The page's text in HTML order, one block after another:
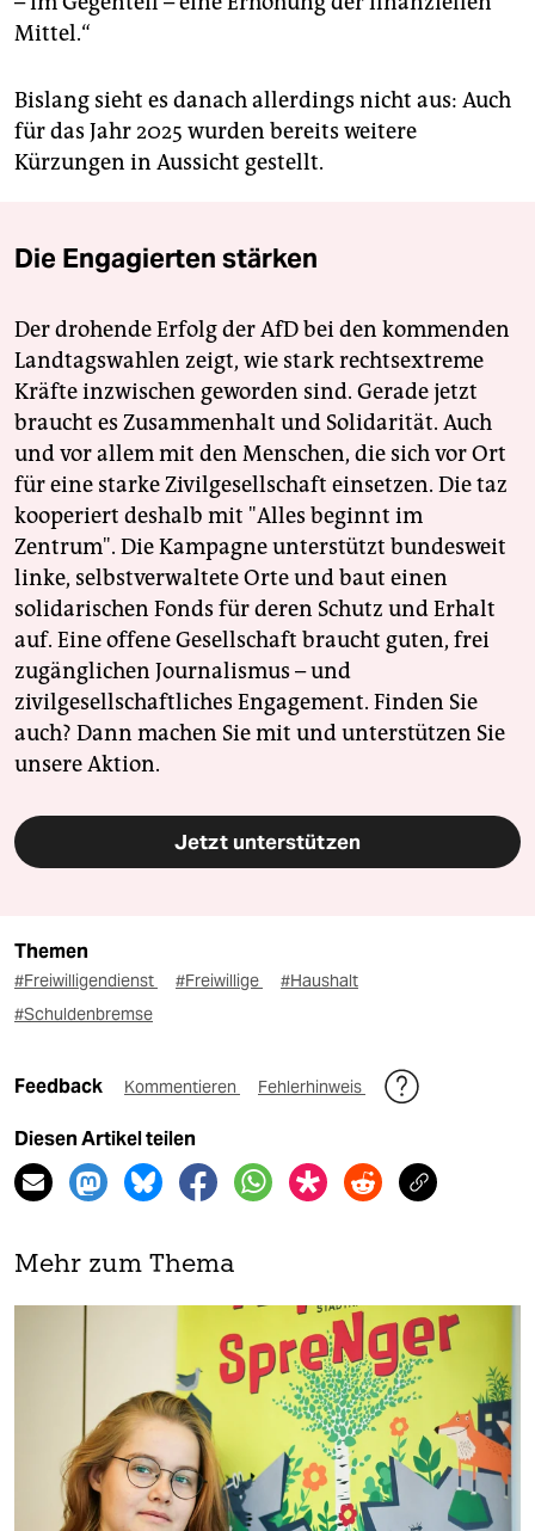
Mittel.“
Bislang sieht es danach allerdings nicht aus: Auch
für das Jahr 2025 wurden bereits weitere
Kürzungen in Aussicht gestellt.
Die Engagierten stärken
Der drohende Erfolg der AfD bei den kommenden
Landtagswahlen zeigt, wie stark rechtsextreme
Kräfte inzwischen geworden sind. Gerade jetzt
braucht es Zusammenhalt und Solidarität. Auch
und vor allem mit den Menschen, die sich vor Ort
für eine starke Zivilgesellschaft einsetzen. Die taz
kooperiert deshalb mit "Alles beginnt im
Zentrum". Die Kampagne unterstützt bundesweit
linke, selbstverwaltete Orte und baut einen
solidarischen Fonds für deren Schutz und Erhalt
auf. Eine offene Gesellschaft braucht guten, frei
zugänglichen Journalismus – und
zivilgesellschaftliches Engagement. Finden Sie
auch? Dann machen Sie mit und unterstützen Sie
unsere Aktion.
Jetzt unterstützen
Themen
#Freiwilligendienst #Freiwillige
#Haushalt
#Schuldenbremse
Feedback Kommentieren Fehlerhinweis
Diesen Artikel teilen
Mehr zum Thema